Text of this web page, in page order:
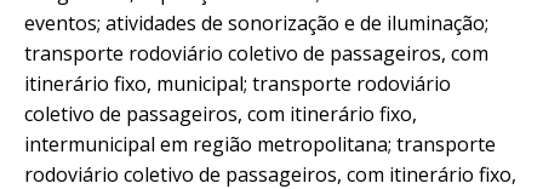
eventos; atividades de sonorização e de iluminação;
transporte rodoviário coletivo de passageiros, com
itinerário fixo, municipal; transporte rodoviário
coletivo de passageiros, com itinerário fixo,
intermunicipal em região metropolitana; transporte
rodoviário coletivo de passageiros, com itinerário fixo,